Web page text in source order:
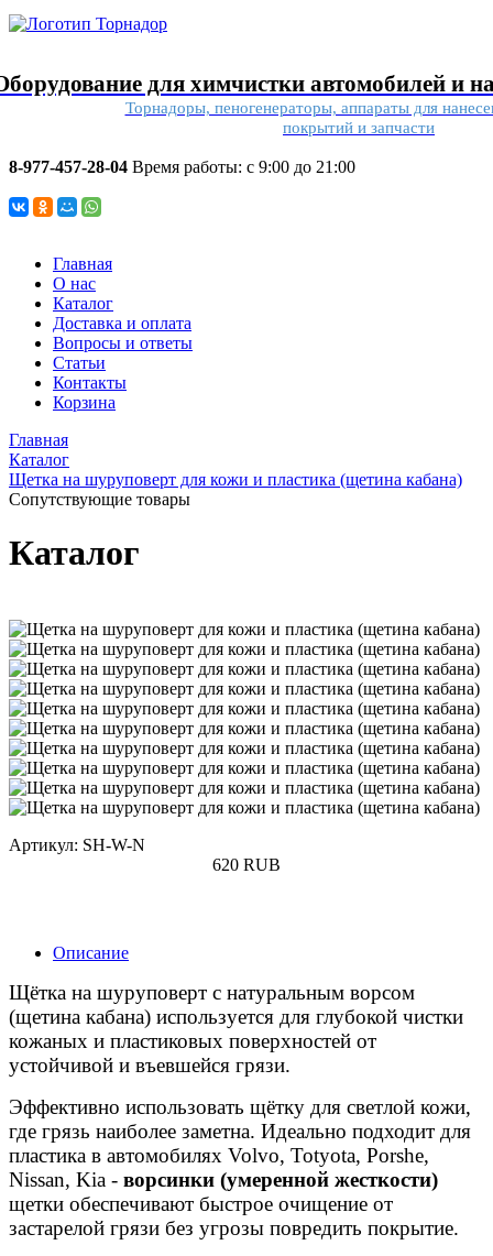
для химчистки автомобилей и
Торнадоры, пеногенераторы, аппараты для
покрытий и запчасти
8-977-457-28-04 Время работы: с 9:00 до 21:00
Главная
О нас
Каталог
Доставка и оплата
Вопросы и ответы
Статьи
Контакты
Корзина
Главная
Каталог
Щетка на шуруповерт для кожи и пластика (щетина кабана)
Сопутствующие товары
Каталог
Артикул: SH-W-N
620 RUB
Описание
Щётка на шуруповерт с натуральным ворсом
(щетина кабана) используется для глубокой чистки
кожаных и пластиковых поверхностей от
устойчивой и въевшейся грязи.
Эффективно использовать щётку для светлой кожи,
где грязь наиболее заметна. Идеально подходит для
пластика в автомобилях Volvo, Totyota, Porshe,
Nissan, Kia - ворсинки (умеренной жесткости)
щетки обеспечивают быстрое очищение от
застарелой грязи без угрозы повредить покрытие.